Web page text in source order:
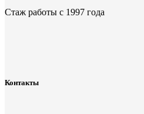
Стаж работы с 1997 года
Контакты